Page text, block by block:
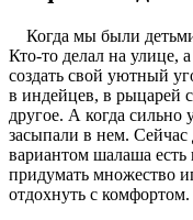
Когда мы были
Кто-то делал на улице,
создать свой уютный
в индейцев, в рыцарей
другое. А когда сильно
засыпали в нем.
вариантом шалаша есть
придумать множество
отдохнуть с комфортом.